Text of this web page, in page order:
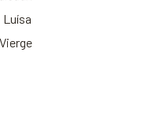
Luísa